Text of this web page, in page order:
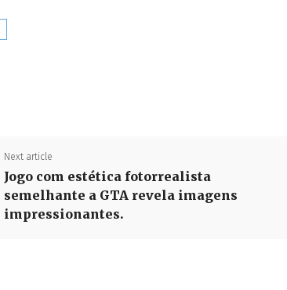
Next article
Jogo com estética fotorrealista
semelhante a GTA revela imagens
impressionantes.